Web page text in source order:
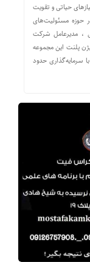
حیاتی و تقویت
حوزه مسئولیت‌های
، مدیرعامل شرکت
پلنت این مجموعه
سرمایه‌گذاری حدود